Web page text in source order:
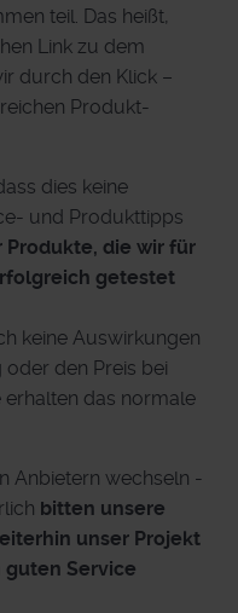
teil. Das heißt,
Link zu dem
durch den Klick –
Produkt-
dies keine
und Produkttipps
Produkte, die wir für
getestet
keine Auswirkungen
den Preis bei
das normale
Anbietern wechseln -
bitten unsere
unser Projekt
Service